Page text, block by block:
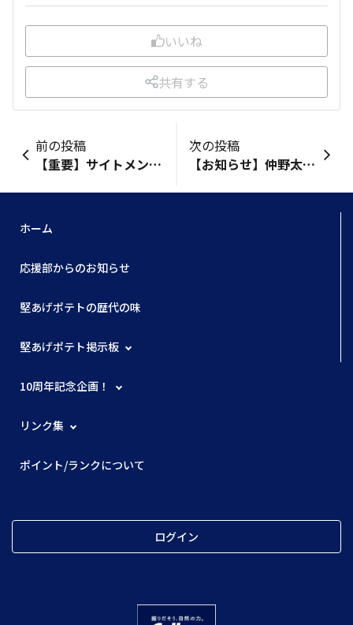
いいね
共有する
前の投稿
【重要】サイトメンテナンスのお知らせ
次の投稿
【お知らせ】仲野太賀さん / 応援部員出演の新CM・・・ついに解禁！
ホーム
応援部からのお知らせ
堅あげポテトの歴代の味
堅あげポテト掲示板
10周年記念企画！
リンク集
ポイント/ランクについて
ログイン